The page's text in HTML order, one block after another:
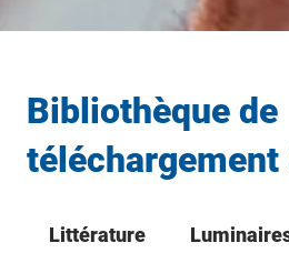
Bibliothèque de
Littérature